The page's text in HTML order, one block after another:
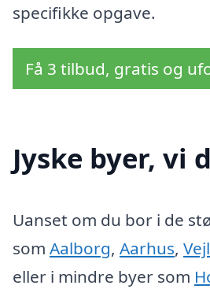
specifikke opgave.
Få 3 tilbud, gratis og
Jyske byer, vi
Uanset om du bor i de
som Aalborg, Aarhus,
eller i mindre byer som